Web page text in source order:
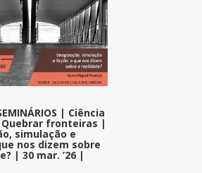
| Ciência
Quebrar fronteiras |
simulação e
nos dizem sobre
| 30 mar. ’26 |